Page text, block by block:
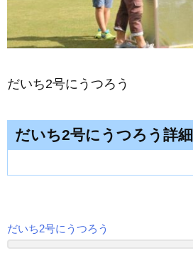
だいち2号にうつろう
だいち2号にうつろう詳細
投
だいち2号にうつろう